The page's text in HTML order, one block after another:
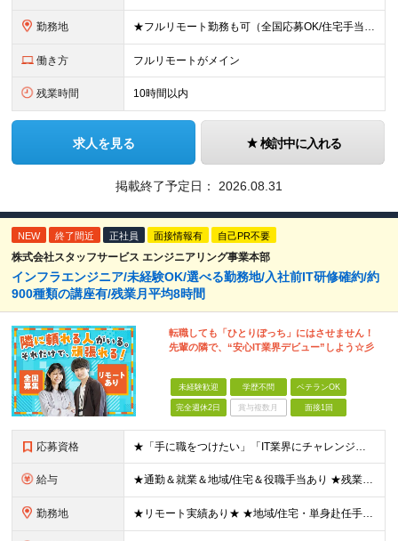
勤務地 ★フルリモート勤務も可（全国応募OK/住宅手当を支給します） ※案件によって常駐が必要になる場合があります。 ※希望がない限り、転勤はありません ※U・Iターン歓迎 ★ルトラの社員は全国各地で活躍中
働き方 フルリモートがメイン
残業時間 10時間以内
求人を見る 検討中に入れる
掲載終了予定日： 2026.08.31
NEW 終了間近 正社員 面接情報有 自己PR不要
株式会社スタッフサービス エンジニアリング事業本部
インフラエンジニア/未経験OK/選べる勤務地/入社前IT研修確約/約
900種類の講座有/残業月平均8時間
転職しても「ひとりぼっち」にはさせません！
先輩の隣で、“安心IT業界デビュー”しよう☆彡
未経験歓迎 学歴不問 ベテランOK
完全週休2日 賞与複数月 面接1回
応募資格 ★「手に職をつけたい」「IT業界にチャレンジしたい」方歓迎！ ■学歴不問 ■IT知識・理系文系不問！未経験・第二新卒OK ★ITサポート・IT事務やエンジニアの経験をお持ちの方は優遇します！ 地方在
給与 ★通勤＆就業＆地域/住宅＆役職手当あり ★残業代は全額支給 ★選べる給与制度あり！ ■東京・神奈川・千葉・埼玉勤務の場合 月給24.5万円～55万円＋諸手当 （残業代は全額支給） (20,000円の
勤務地 ★リモート実績あり★ ★地域/住宅・単身赴任手当などサポートも万全 ★転任費用や寮・社宅制度も完備しています ★勤務地については希望を考慮の上、決定します ★面接地エリアでの就業率92％以上！ 『地